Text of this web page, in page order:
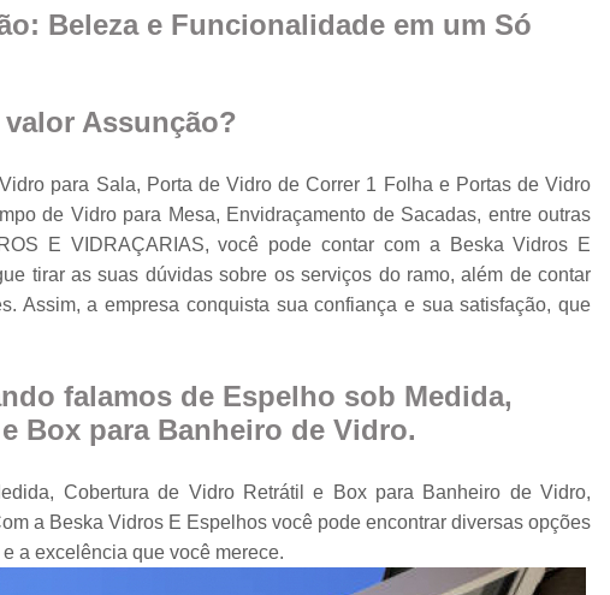
vidro
em
feita de
de vidro
em vidro
de
Box para
Cobertura de
Cobertura de Vidro
Cobertura
Divisória de
Divisória de Vidro
Beleza e Funcionalidade em um Só
Assunção?
para Sala, Porta de Vidro de Correr 1 Folha e Portas de Vidro
de Vidro para Mesa, Envidraçamento de Sacadas, entre outras
E VIDRAÇARIAS, você pode contar com a Beska Vidros E
tirar as suas dúvidas sobre os serviços do ramo, além de contar
Assim, a empresa conquista sua confiança e sua satisfação, que
falamos de Espelho sob Medida,
Box para Banheiro de Vidro.
Cobertura de Vidro Retrátil e Box para Banheiro de Vidro,
a Beska Vidros E Espelhos você pode encontrar diversas opções
a excelência que você merece.